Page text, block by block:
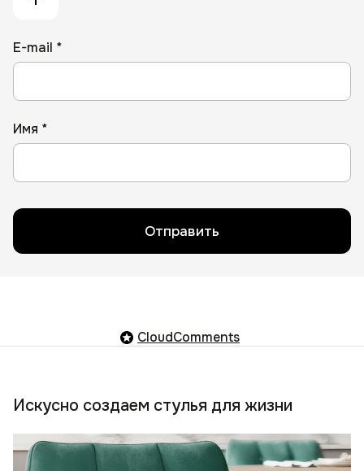
E-mail *
Имя *
Отправить
CloudComments
Искусно создаем стулья для жизни